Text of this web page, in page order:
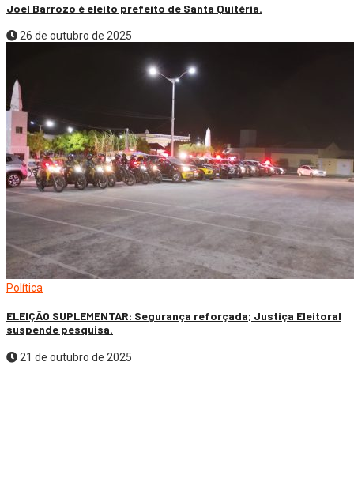
Joel Barrozo é eleito prefeito de Santa Quitéria.
26 de outubro de 2025
Política
ELEIÇÃO SUPLEMENTAR: Segurança reforçada; Justiça Eleitoral
suspende pesquisa.
21 de outubro de 2025